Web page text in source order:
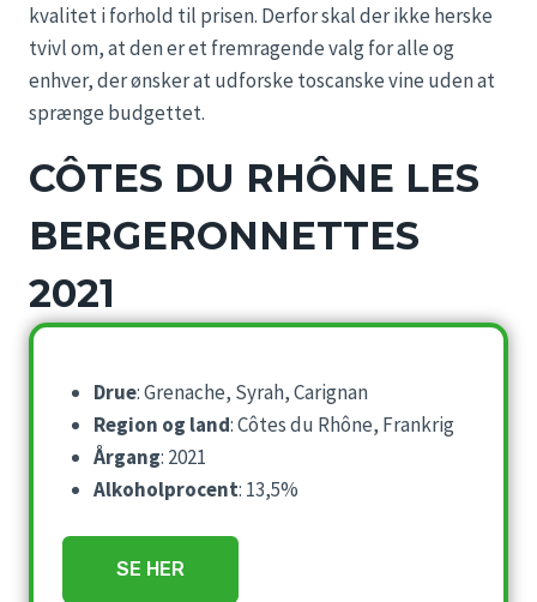
kvalitet i forhold til prisen. Derfor skal der ikke herske
tvivl om, at den er et fremragende valg for alle og
enhver, der ønsker at udforske toscanske vine uden at
sprænge budgettet.
CÔTES DU RHÔNE LES
BERGERONNETTES
2021
Drue: Grenache, Syrah, Carignan
Region og land: Côtes du Rhône, Frankrig
Årgang: 2021
Alkoholprocent: 13,5%
SE HER